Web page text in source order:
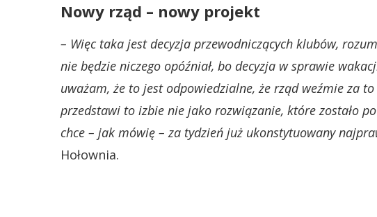
Nowy rząd – nowy projekt
– Więc taka jest decyzja przewodniczących klubów,
nie będzie niczego opóźniał, bo decyzja w sprawie
uważam, że to jest odpowiedzialne, że rząd weźmie za
przedstawi to izbie nie jako rozwiązanie, które zostało
chce – jak mówię – za tydzień już ukonstytuowany
Hołownia.